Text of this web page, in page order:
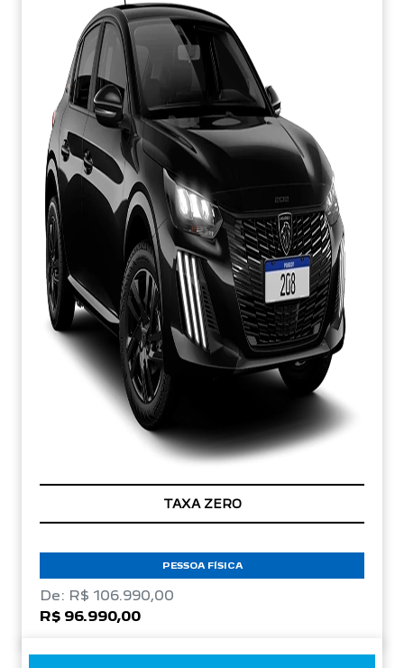
TAXA ZERO
PESSOA FÍSICA
De: R$ 106.990,00
R$ 96.990,00